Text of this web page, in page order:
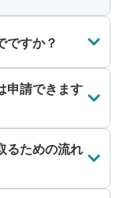
ですか？
申請できます
るための流れ